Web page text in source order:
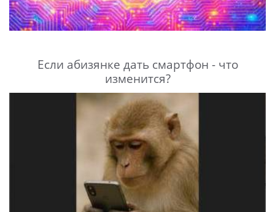
Если абизянке дать смартфон - что
изменится?